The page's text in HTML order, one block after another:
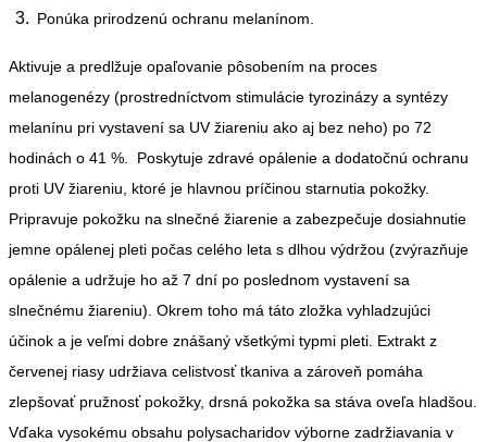
Ponúka prirodzenú ochranu melanínom.
Aktivuje a predlžuje opaľovanie pôsobením na proces
melanogenézy (prostredníctvom stimulácie tyrozinázy a syntézy
melanínu pri vystavení sa UV žiareniu ako aj bez neho) po 72
hodinách o 41 %. Poskytuje zdravé opálenie a dodatočnú ochranu
proti UV žiareniu, ktoré je hlavnou príčinou starnutia pokožky.
Pripravuje pokožku na slnečné žiarenie a zabezpečuje dosiahnutie
jemne opálenej pleti počas celého leta s dlhou výdržou (zvýrazňuje
opálenie a udržuje ho až 7 dní po poslednom vystavení sa
slnečnému žiareniu). Okrem toho má táto zložka vyhladzujúci
účinok a je veľmi dobre znášaný všetkými typmi pleti. Extrakt z
červenej riasy udržiava celistvosť tkaniva a zároveň pomáha
zlepšovať pružnosť pokožky, drsná pokožka sa stáva oveľa hladšou.
Vďaka vysokému obsahu polysacharidov výborne zadržiavania v